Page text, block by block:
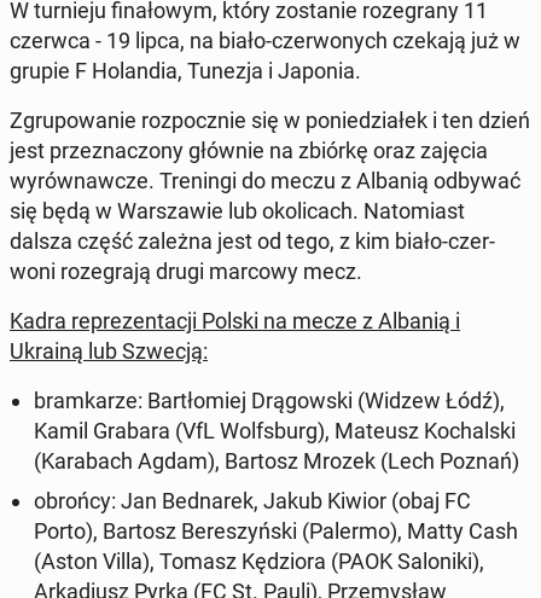
W turnieju fi­nałowym, który zostanie roze­grany 11
czerwca - 19 lipca, na biało-cz­er­wonych czekają już w
grupie F Holan­dia, Tunezja i Japonia.
Zgrupowanie rozpocznie się w poniedzi­ałek i ten dzień
jest przez­nac­zony głównie na zbiórkę oraz zajęcia
wyrów­naw­cze. Trenin­gi do meczu z Albanią odbywać
się będą w Warsza­w­ie lub okoli­cach. Nato­mi­ast
dalsza część zależna jest od tego, z kim biało-cz­er­
woni roze­gra­ją drugi marcowy mecz.
Kadra reprezen­tacji Polski na mecze z Albanią i
Ukrainą lub Szwecją:
bramkarze: Bartłomiej Drą­gows­ki (Widzew Łódź),
Kamil Grabara (VfL Wolfs­burg), Mateusz Kochal­s­ki
(Karabach Agdam), Bartosz Mrozek (Lech Poznań)
obrońcy: Jan Bednarek, Jakub Kiwior (obaj FC
Porto), Bartosz Bereszyńs­ki (Palermo), Matty Cash
(Aston Villa), Tomasz Kędzio­ra (PAOK Sa­loni­ki),
Arka­diusz Pyrka (FC St. Pauli), Prze­mysław